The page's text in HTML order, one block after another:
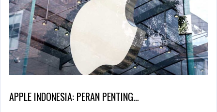
APPLE INDONESIA: PERAN PENTING…